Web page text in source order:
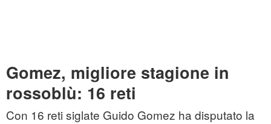
Gomez, migliore stagione in
rossoblù: 16 reti
Con 16 reti siglate Guido Gomez ha disputato la